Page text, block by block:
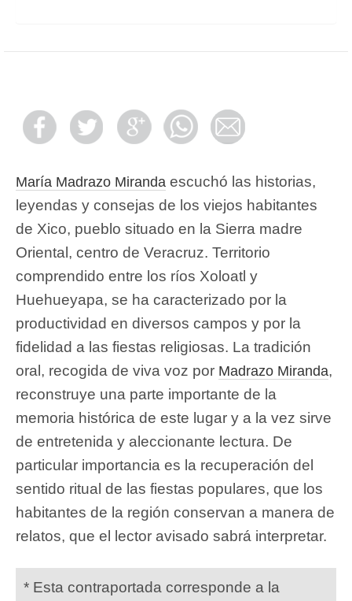
María Madrazo Miranda escuchó las historias,
leyendas y consejas de los viejos habitantes
de Xico, pueblo situado en la Sierra madre
Oriental, centro de Veracruz. Territorio
comprendido entre los ríos Xoloatl y
Huehueyapa, se ha caracterizado por la
productividad en diversos campos y por la
fidelidad a las fiestas religiosas. La tradición
oral, recogida de viva voz por Madrazo Miranda,
reconstruye una parte importante de la
memoria histórica de este lugar y a la vez sirve
de entretenida y aleccionante lectura. De
particular importancia es la recuperación del
sentido ritual de las fiestas populares, que los
habitantes de la región conservan a manera de
relatos, que el lector avisado sabrá interpretar.
* Esta contraportada corresponde a la